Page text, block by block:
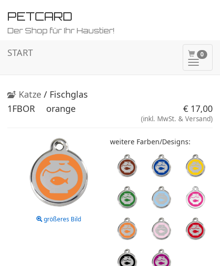
PETCARD
Der Shop für Ihr Haustier!
0
ein-/
START
Katze / Fischglas
1FBOR
orange € 17,00
(inkl. MwSt. & Versand)
größeres Bild
weitere Farben/Designs: